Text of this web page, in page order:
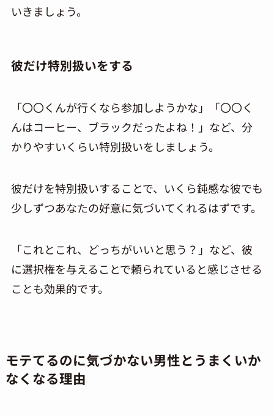
いきましょう。
彼だけ特別扱いをする
「〇〇くんが行くなら参加しようかな」「〇〇く
んはコーヒー、ブラックだったよね！」など、分
かりやすいくらい特別扱いをしましょう。
彼だけを特別扱いすることで、いくら鈍感な彼でも
少しずつあなたの好意に気づいてくれるはずです。
「これとこれ、どっちがいいと思う？」など、彼
に選択権を与えることで頼られていると感じさせる
ことも効果的です。
モテてるのに気づかない男性とうまくいか
なくなる理由